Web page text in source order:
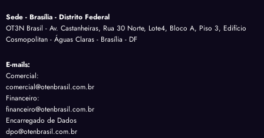
Sede - Brasília - Distrito Federal
OT3N Brasil - Av. Castanheiras, Rua 30 Norte, Lote4, Bloco A, Piso 3, Edifício
Cosmopolitan - Águas Claras - Brasília - DF
E-mails:
Comercial:
comercial@otenbrasil.com.br
Financeiro:
financeiro@otenbrasil.com.br
Encarregado de Dados
dpo@otenbrasil.com.br